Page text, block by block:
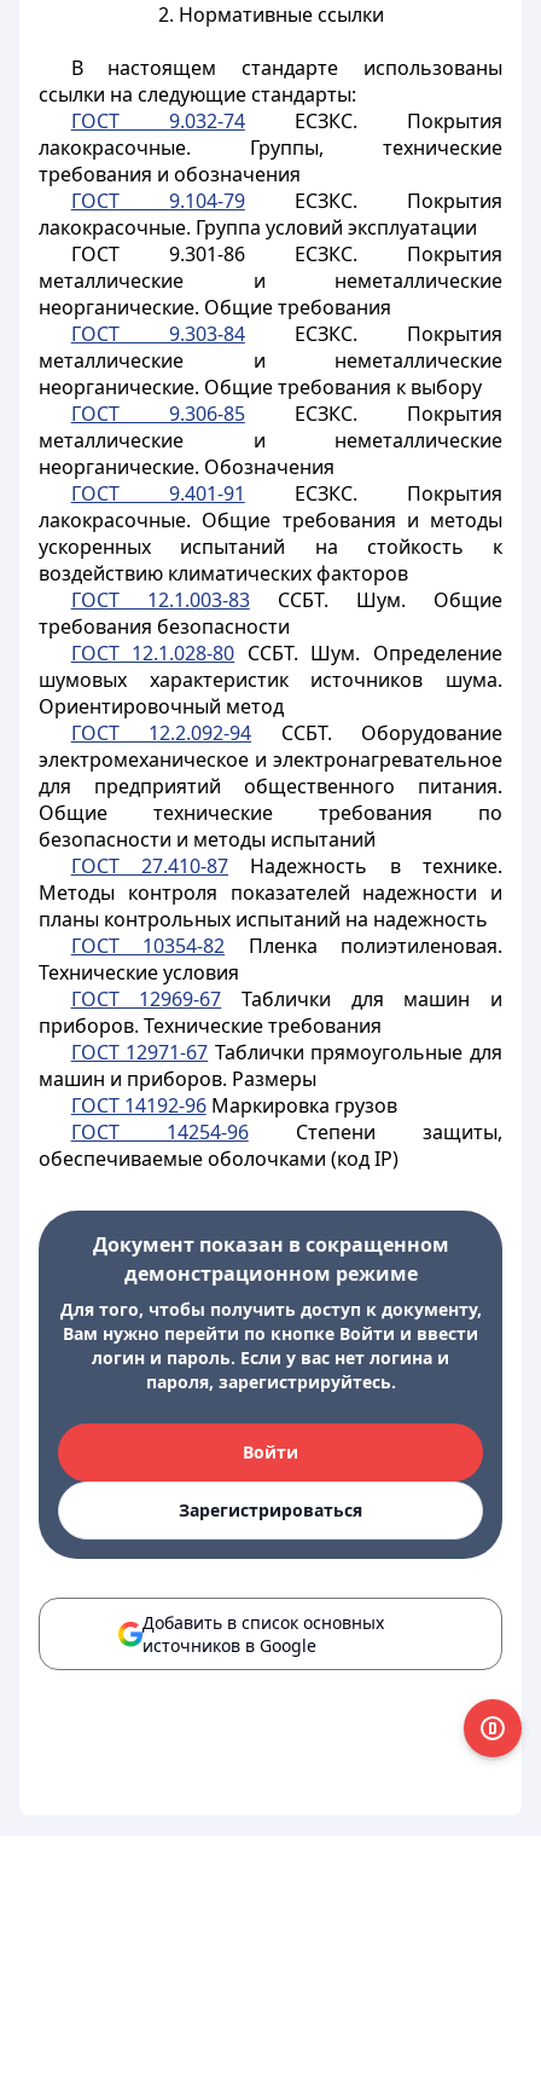
2. Нормативные ссылки
В настоящем стандарте использованы
ссылки на следующие стандарты:
ГОСТ 9.032-74ЕСЗКС. Покрытия
лакокрасочные. Группы, технические
требования и обозначения
ГОСТ 9.104-79ЕСЗКС. Покрытия
лакокрасочные. Группа условий эксплуатации
ГОСТ 9.301-86 ЕСЗКС. Покрытия
металлические и неметаллические
неорганические. Общие требования
ГОСТ 9.303-84ЕСЗКС. Покрытия
металлические и неметаллические
неорганические. Общие требования к выбору
ГОСТ 9.306-85ЕСЗКС. Покрытия
металлические и неметаллические
неорганические. Обозначения
ГОСТ 9.401-91
ЕСЗКС. Покрытия
лакокрасочные. Общие требования и методы
ускоренных испытаний на стойкость к
воздействию климатических факторов
ГОСТ 12.1.003-83ССБТ. Шум. Общие
требования безопасности
ГОСТ 12.1.028-80 ССБТ. Шум. Определение
шумовых характеристик источников шума.
Ориентировочный метод
ГОСТ 12.2.092-94 ССБТ. Оборудование
электромеханическое и электронагревательное
для предприятий общественного питания.
Общие технические требования по
безопасности и методы испытаний
ГОСТ 27.410-87 Надежность в технике.
Методы контроля показателей надежности и
планы контрольных испытаний на надежность
ГОСТ 10354-82 Пленка полиэтиленовая.
Технические условия
ГОСТ 12969-67 Таблички для машин и
приборов. Технические требования
ГОСТ 12971-67 Таблички прямоугольные для
машин и приборов. Размеры
ГОСТ 14192-96Маркировка грузов
ГОСТ 14254-96Степени защиты,
обеспечиваемые оболочками (код IP)
Документ показан в сокращенном
демонстрационном режиме
Для того, чтобы получить доступ к документу,
Вам нужно перейти по кнопке Войти и ввести
логин и пароль. Если у вас нет логина и
пароля, зарегистрируйтесь.
Войти
Зарегистрироваться
Добавить в список основных
источников в Google